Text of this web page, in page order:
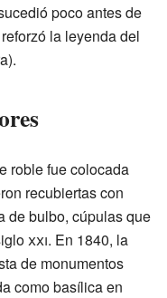
poco antes de
la leyenda del
roble fue colocada
recubiertas con
de bulbo, cúpulas que
xxi. En 1840, la
de monumentos
como basílica en